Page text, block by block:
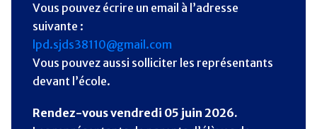
Vous pouvez écrire un email à l’adresse
suivante :
lpd.sjds38110@gmail.com
Vous pouvez aussi solliciter les représentants
devant l’école.
Rendez-vous vendredi 05 juin 2026.